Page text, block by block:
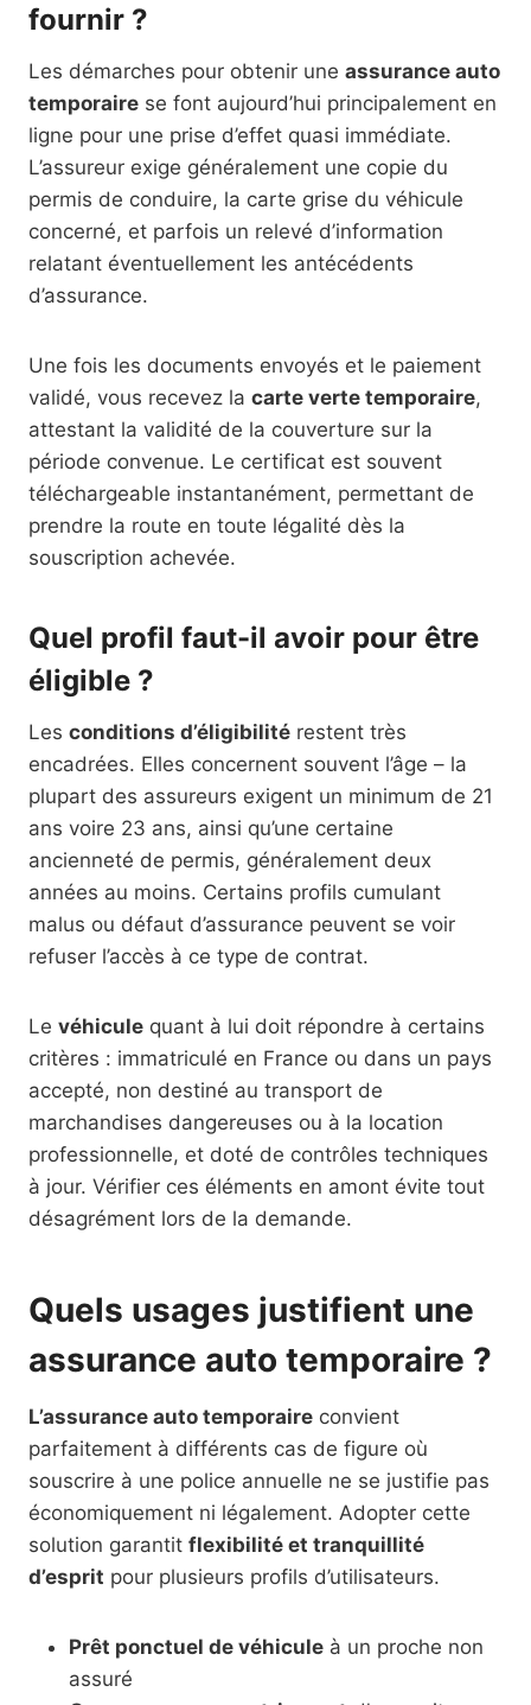
fournir ?
Les démarches pour obtenir une assurance auto
temporaire se font aujourd’hui principalement en
ligne pour une prise d’effet quasi immédiate.
L’assureur exige généralement une copie du
permis de conduire, la carte grise du véhicule
concerné, et parfois un relevé d’information
relatant éventuellement les antécédents
d’assurance.
Une fois les documents envoyés et le paiement
validé, vous recevez la carte verte temporaire,
attestant la validité de la couverture sur la
période convenue. Le certificat est souvent
téléchargeable instantanément, permettant de
prendre la route en toute légalité dès la
souscription achevée.
Quel profil faut-il avoir pour être
éligible ?
Les conditions d’éligibilité restent très
encadrées. Elles concernent souvent l’âge – la
plupart des assureurs exigent un minimum de 21
ans voire 23 ans, ainsi qu’une certaine
ancienneté de permis, généralement deux
années au moins. Certains profils cumulant
malus ou défaut d’assurance peuvent se voir
refuser l’accès à ce type de contrat.
Le véhicule quant à lui doit répondre à certains
critères : immatriculé en France ou dans un pays
accepté, non destiné au transport de
marchandises dangereuses ou à la location
professionnelle, et doté de contrôles techniques
à jour. Vérifier ces éléments en amont évite tout
désagrément lors de la demande.
Quels usages justifient une
assurance auto temporaire ?
L’assurance auto temporaire convient
parfaitement à différents cas de figure où
souscrire à une police annuelle ne se justifie pas
économiquement ni légalement. Adopter cette
solution garantit flexibilité et tranquillité
d’esprit pour plusieurs profils d’utilisateurs.
Prêt ponctuel de véhicule à un proche non
assuré